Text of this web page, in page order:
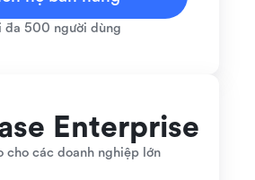
đa 500 người dùng
Enterprise
cho các doanh nghiệp lớn